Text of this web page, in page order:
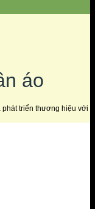
áo
phát triển thương hiệu với